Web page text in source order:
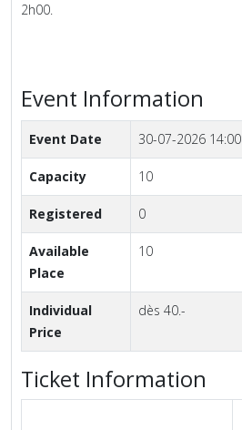
2h00.
Event Information
Event Date 30-07-2026 14:00
Capacity 10
Registered 0
Available
Place
10
Individual
Price
dès 40.-
Ticket Information